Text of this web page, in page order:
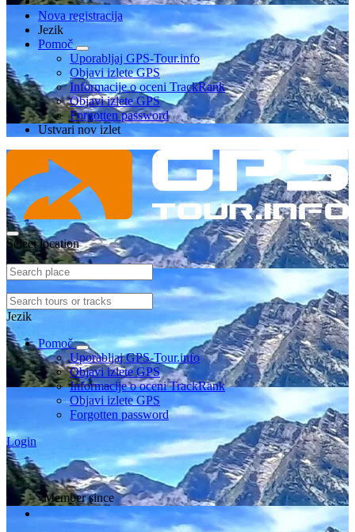
Nova registracija
Jezik
Pomoč
Uporabljaj GPS-Tour.info
Objavi izlete GPS
Informacije o oceni TrackRank
Objavi izlete GPS
Forgotten password
Ustvari nov izlet
Select location
Jezik
Pomoč
Uporabljaj GPS-Tour.info
Objavi izlete GPS
Informacije o oceni TrackRank
Objavi izlete GPS
Forgotten password
Login
Member since